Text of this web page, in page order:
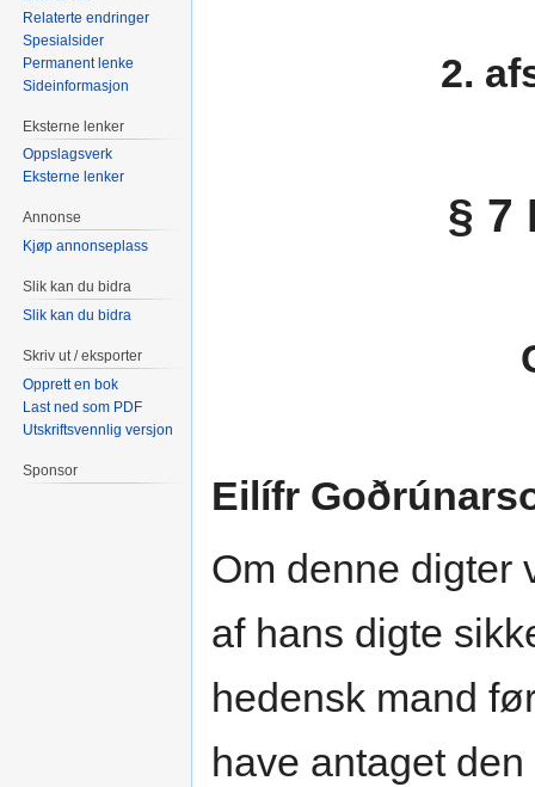
2.
§ 7
Eilífr
Om denne digter
af hans digte
hedensk mand
have antaget
Relaterte endringer
Spesialsider
Permanent lenke
Sideinformasjon
Eksterne lenker
Oppslagsverk
Eksterne lenker
Annonse
Kjøp annonseplass
Slik kan du bidra
Slik kan du bidra
Skriv ut / eksporter
Opprett en bok
Last ned som PDF
Utskriftsvennlig versjon
Sponsor